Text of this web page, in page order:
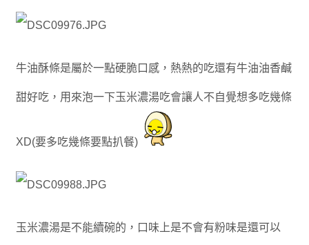
牛油酥條是屬於一點硬脆口感，熱熱的吃還有牛油油香鹹
甜好吃，用來泡一下玉米濃湯吃會讓人不自覺想多吃幾條
XD(要多吃幾條要點扒餐)
玉米濃湯是不能續碗的，口味上是不會有粉味是還可以